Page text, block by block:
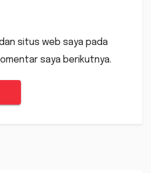
situs web saya pada
saya berikutnya.